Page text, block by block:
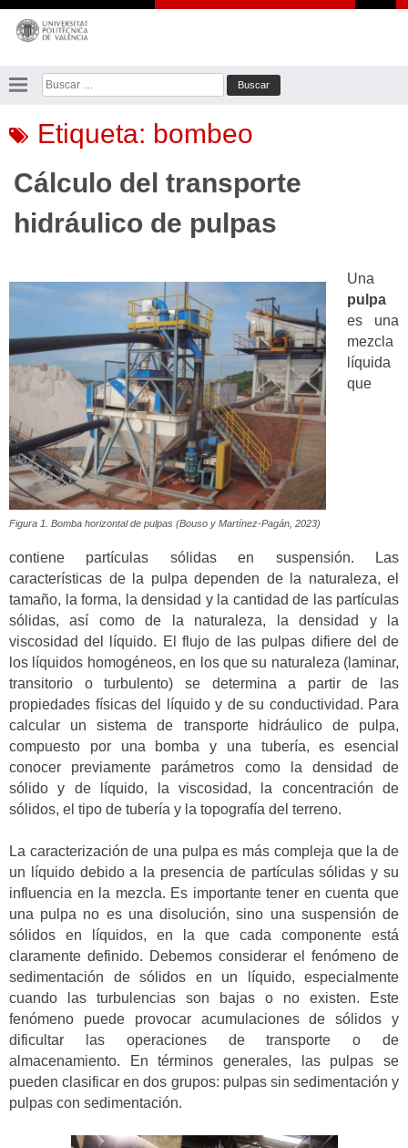
Saltar
contenido
Buscar:
Etiqueta: bombeo
Cálculo del transporte
hidráulico de pulpas
Figura 1. Bomba horizontal de pulpas (Bouso y Martínez-Pagán, 2023)
Una
pulpa
es una
mezcla
líquida
que
contiene partículas sólidas en suspensión. Las
características de la pulpa dependen de la naturaleza, el
tamaño, la forma, la densidad y la cantidad de las partículas
sólidas, así como de la naturaleza, la densidad y la
viscosidad del líquido. El flujo de las pulpas difiere del de
los líquidos homogéneos, en los que su naturaleza (laminar,
transitorio o turbulento) se determina a partir de las
propiedades físicas del líquido y de su conductividad. Para
calcular un sistema de transporte hidráulico de pulpa,
compuesto por una bomba y una tubería, es esencial
conocer previamente parámetros como la densidad de
sólido y de líquido, la viscosidad, la concentración de
sólidos, el tipo de tubería y la topografía del terreno.
La caracterización de una pulpa es más compleja que la de
un líquido debido a la presencia de partículas sólidas y su
influencia en la mezcla. Es importante tener en cuenta que
una pulpa no es una disolución, sino una suspensión de
sólidos en líquidos, en la que cada componente está
claramente definido. Debemos considerar el fenómeno de
sedimentación de sólidos en un líquido, especialmente
cuando las turbulencias son bajas o no existen. Este
fenómeno puede provocar acumulaciones de sólidos y
dificultar las operaciones de transporte o de
almacenamiento. En términos generales, las pulpas se
pueden clasificar en dos grupos: pulpas sin sedimentación y
pulpas con sedimentación.